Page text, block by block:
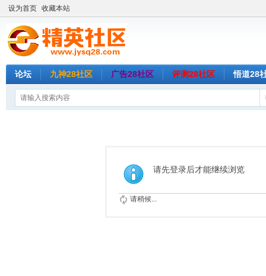
设为首页 收藏本站
论坛 九神28社区 广告28社区 评测28社区 悟道28
请先登录后才能继续浏览
请稍候...